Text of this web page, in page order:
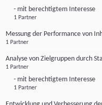
- mit berechtigtem Interesse
1 Partner
Messung der Performance von
1 Partner
Analyse von Zielgruppen durch
1 Partner
- mit berechtigtem Interesse
1 Partner